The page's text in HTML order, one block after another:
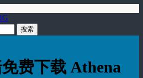
费下载 Athena